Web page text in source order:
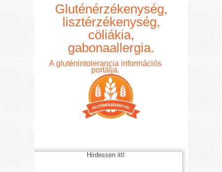
Gluténérzékenység,
lisztérzékenység,
cöliákia,
gabonaallergia.
A gluténintolerancia információs
portálja.
Hirdessen itt!